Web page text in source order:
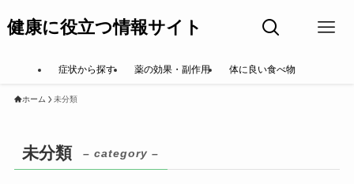
健康に役立つ情報サイト
症状から探す 薬の効果・副作用 体に良い食べ物
ホーム 未分類
未分類 – category –